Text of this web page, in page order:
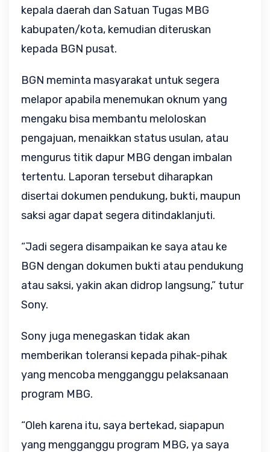
kepala daerah dan Satuan Tugas MBG
kabupaten/kota, kemudian diteruskan
kepada BGN pusat.
BGN meminta masyarakat untuk segera
melapor apabila menemukan oknum yang
mengaku bisa membantu meloloskan
pengajuan, menaikkan status usulan, atau
mengurus titik dapur MBG dengan imbalan
tertentu. Laporan tersebut diharapkan
disertai dokumen pendukung, bukti, maupun
saksi agar dapat segera ditindaklanjuti.
“Jadi segera disampaikan ke saya atau ke
BGN dengan dokumen bukti atau pendukung
atau saksi, yakin akan didrop langsung,” tutur
Sony.
Sony juga menegaskan tidak akan
memberikan toleransi kepada pihak-pihak
yang mencoba mengganggu pelaksanaan
program MBG.
“Oleh karena itu, saya bertekad, siapapun
yang mengganggu program MBG, ya saya